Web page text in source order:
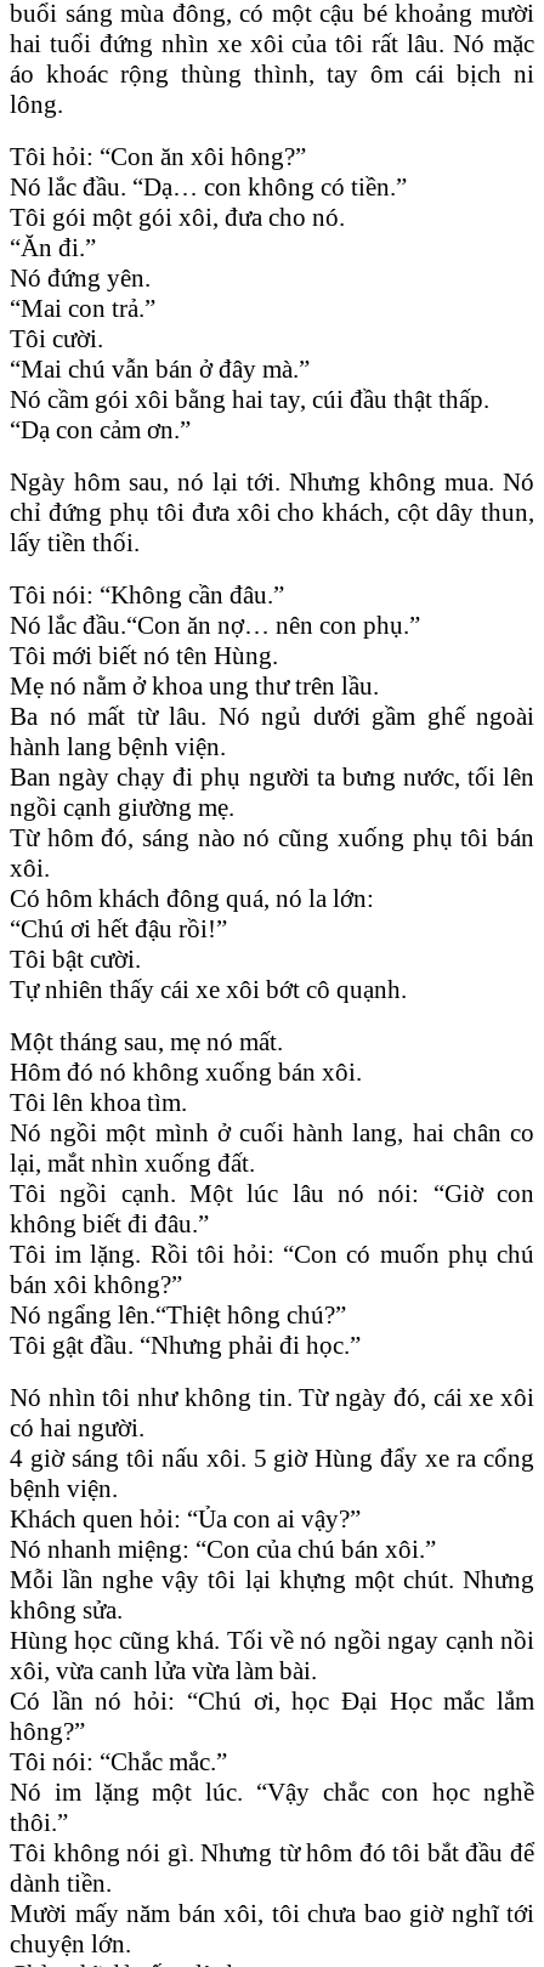
buổi sáng mùa đông, có một cậu bé khoảng mười
hai tuổi đứng nhìn xe xôi của tôi rất lâu. Nó mặc
áo khoác rộng thùng thình, tay ôm cái bịch ni
lông.
Tôi hỏi: “Con ăn xôi hông?”
Nó lắc đầu. “Dạ… con không có tiền.”
Tôi gói một gói xôi, đưa cho nó.
“Ăn đi.”
Nó đứng yên.
“Mai con trả.”
Tôi cười.
“Mai chú vẫn bán ở đây mà.”
Nó cầm gói xôi bằng hai tay, cúi đầu thật thấp.
“Dạ con cảm ơn.”
Ngày hôm sau, nó lại tới. Nhưng không mua. Nó
chỉ đứng phụ tôi đưa xôi cho khách, cột dây thun,
lấy tiền thối.
Tôi nói: “Không cần đâu.”
Nó lắc đầu.“Con ăn nợ… nên con phụ.”
Tôi mới biết nó tên Hùng.
Mẹ nó nằm ở khoa ung thư trên lầu.
Ba nó mất từ lâu. Nó ngủ dưới gầm ghế ngoài
hành lang bệnh viện.
Ban ngày chạy đi phụ người ta bưng nước, tối lên
ngồi cạnh giường mẹ.
Từ hôm đó, sáng nào nó cũng xuống phụ tôi bán
xôi.
Có hôm khách đông quá, nó la lớn:
“Chú ơi hết đậu rồi!”
Tôi bật cười.
Tự nhiên thấy cái xe xôi bớt cô quạnh.
Một tháng sau, mẹ nó mất.
Hôm đó nó không xuống bán xôi.
Tôi lên khoa tìm.
Nó ngồi một mình ở cuối hành lang, hai chân co
lại, mắt nhìn xuống đất.
Tôi ngồi cạnh. Một lúc lâu nó nói: “Giờ con
không biết đi đâu.”
Tôi im lặng. Rồi tôi hỏi: “Con có muốn phụ chú
bán xôi không?”
Nó ngẩng lên.“Thiệt hông chú?”
Tôi gật đầu. “Nhưng phải đi học.”
Nó nhìn tôi như không tin. Từ ngày đó, cái xe xôi
có hai người.
4 giờ sáng tôi nấu xôi. 5 giờ Hùng đẩy xe ra cổng
bệnh viện.
Khách quen hỏi: “Ủa con ai vậy?”
Nó nhanh miệng: “Con của chú bán xôi.”
Mỗi lần nghe vậy tôi lại khựng một chút. Nhưng
không sửa.
Hùng học cũng khá. Tối về nó ngồi ngay cạnh nồi
xôi, vừa canh lửa vừa làm bài.
Có lần nó hỏi: “Chú ơi, học Đại Học mắc lắm
hông?”
Tôi nói: “Chắc mắc.”
Nó im lặng một lúc. “Vậy chắc con học nghề
thôi.”
Tôi không nói gì. Nhưng từ hôm đó tôi bắt đầu để
dành tiền.
Mười mấy năm bán xôi, tôi chưa bao giờ nghĩ tới
chuyện lớn.